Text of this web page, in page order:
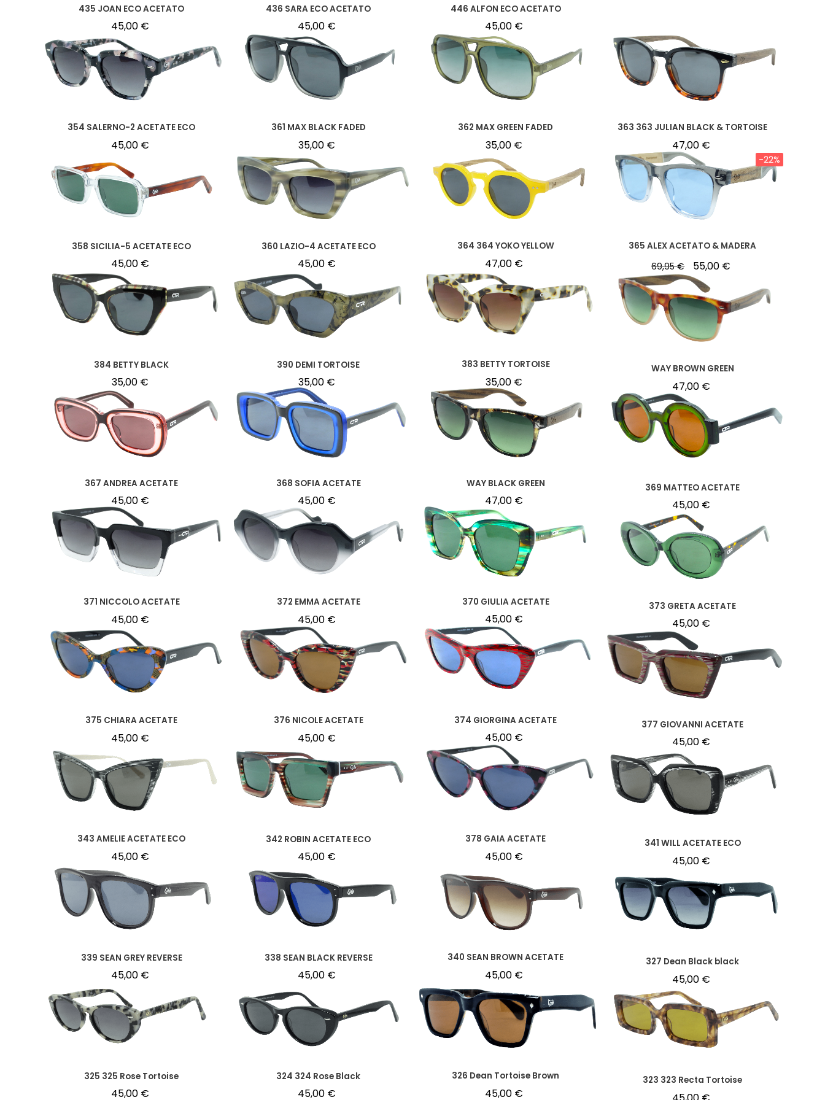
435 JOAN ECO ACETATO
45,00 €
436 SARA ECO ACETATO
45,00 €
446 ALFON ECO ACETATO
45,00 €
354 SALERNO-2 ACETATE ECO
45,00 €
361 MAX BLACK FADED
35,00 €
362 MAX GREEN FADED
35,00 €
363 363 JULIAN BLACK & TORTOISE
47,00 €
364 364 YOKO YELLOW
47,00 €
-22%
365 ALEX ACETATO & MADERA
69,95€ 55,00 €
358 SICILIA-5 ACETATE ECO
45,00 €
360 LAZIO-4 ACETATE ECO
45,00 €
383 BETTY TORTOISE
35,00 €
384 BETTY BLACK
35,00 €
390 DEMI TORTOISE
35,00 €
WAY BROWN GREEN
47,00 €
WAY BLACK GREEN
47,00 €
367 ANDREA ACETATE
45,00 €
368 SOFIA ACETATE
45,00 €
369 MATTEO ACETATE
45,00 €
370 GIULIA ACETATE
45,00 €
371 NICCOLO ACETATE
45,00 €
372 EMMA ACETATE
45,00 €
373 GRETA ACETATE
45,00 €
374 GIORGINA ACETATE
45,00 €
375 CHIARA ACETATE
45,00 €
376 NICOLE ACETATE
45,00 €
377 GIOVANNI ACETATE
45,00 €
378 GAIA ACETATE
45,00 €
343 AMELIE ACETATE ECO
45,00 €
342 ROBIN ACETATE ECO
45,00 €
341 WILL ACETATE ECO
45,00 €
340 SEAN BROWN ACETATE
45,00 €
339 SEAN GREY REVERSE
45,00 €
338 SEAN BLACK REVERSE
45,00 €
327 Dean Black black
45,00 €
326 Dean Tortoise Brown
45,00 €
325 325 Rose Tortoise
45,00 €
324 324 Rose Black
45,00 €
323 323 Recta Tortoise